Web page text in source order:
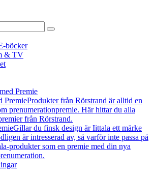
böcker
& TV
Premie
PremieProdukter från Rörstrand är alltid en
prenumerationpremie. Här hittar du alla
från Rörstrand.
Gillar du finsk design är Iittala ett märke
är intresserad av, så varför inte passa på
produkter som en premie med din nya